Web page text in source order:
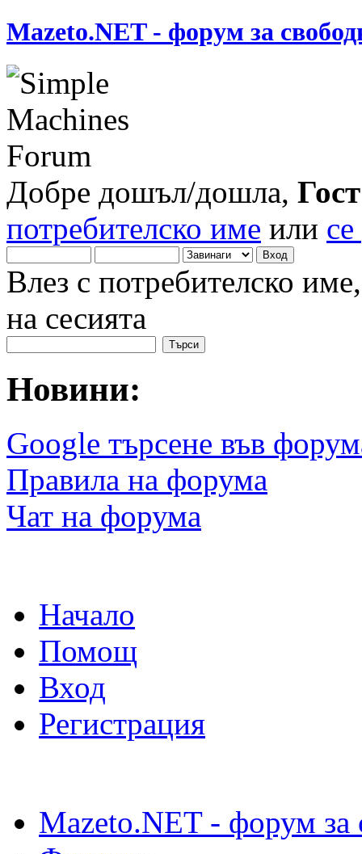
Mazeto.NET - форум за
Добре дошъл/дошла, Гост
потребителско име или
Влез с потребителско
на сесията
Новини:
Google търсене във
Правила на форума
Чат на форума
Начало
Помощ
Вход
Регистрация
Mazeto.NET - форум за